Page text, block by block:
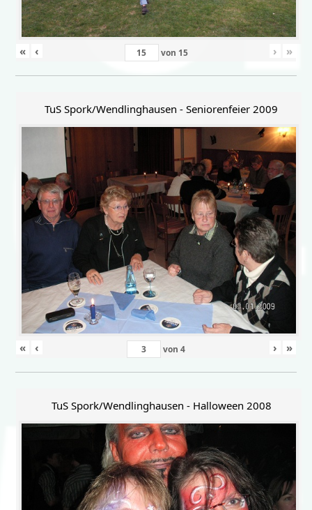
« ‹ von 15 › »
TuS Spork/Wendlinghausen - Seniorenfeier 2009
« ‹ von 4 › »
TuS Spork/Wendlinghausen - Halloween 2008